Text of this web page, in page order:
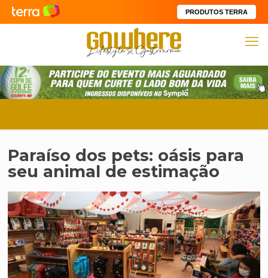
PRODUTOS TERRA
Paraíso dos pets: oásis para
seu animal de estimação